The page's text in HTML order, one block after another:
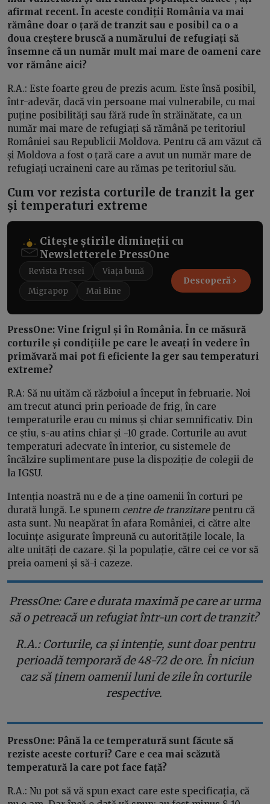
afirmat recent. În aceste condiții România va mai
rămâne doar o țară de tranzit sau e posibil ca o a
doua creștere bruscă a numărului de refugiați să
însemne că un număr mult mai mare de oameni care
vor rămâne aici?
R.A.: Este foarte greu de prezis acum. Este însă posibil,
într-adevăr, dacă vin persoane mai vulnerabile, cu mai
puține posibilități sau fără rude în străinătate, ca un
număr mai mare de refugiați să rămână pe teritoriul
României sau Republicii Moldova. Pentru că am văzut că
și Moldova a fost o țară care a avut un număr mare de
refugiați ucraineni care au rămas pe teritoriul său.
Cum vor rezista corturile de tranzit la ger
și temperaturi extreme
Citește știrile dimineții cu
Newsletterele PressOne
Revista Presei
Viața bună
Migrapop
Mai Bine
Descoperă
PressOne: Vine frigul și în România. În ce măsură
corturile și condițiile pe care le aveați în vedere în
primăvară mai pot fi eficiente la ger sau temperaturi
extreme?
R.A: Să nu uităm că războiul a început în februarie. Noi
am trecut atunci prin perioade de frig, în care
temperaturile erau cu minus și chiar semnificativ. Din
ce știu, s-au atins chiar și -10 grade. Corturile au avut
temperaturi adecvate în interior, cu sistemele de
încălzire suplimentare puse la dispoziție de colegii de
la IGSU.
Intenția noastră nu e de a ține oamenii în corturi pe
durată lungă. Le spunem centre de tranzitarepentru că
asta sunt. Nu neapărat în afara României, ci către alte
locuințe asigurate împreună cu autoritățile locale, la
alte unități de cazare. Și la populație, către cei ce vor să
preia oameni și să-i cazeze.
PressOne: Care e durata maximă pe care ar urma
să o petreacă un refugiat într-un cort de tranzit?
R.A.: Corturile, ca și intenție, sunt doar pentru
perioadă temporară de 48-72 de ore. În niciun
caz să ținem oamenii luni de zile în corturile
respective.
PressOne: Până la ce temperatură sunt făcute să
reziste aceste corturi? Care e cea mai scăzută
temperatură la care pot face față?
R.A.: Nu pot să vă spun exact care este specificația, că